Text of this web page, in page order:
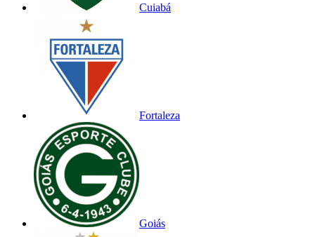
Cuiabá
Fortaleza
Goiás